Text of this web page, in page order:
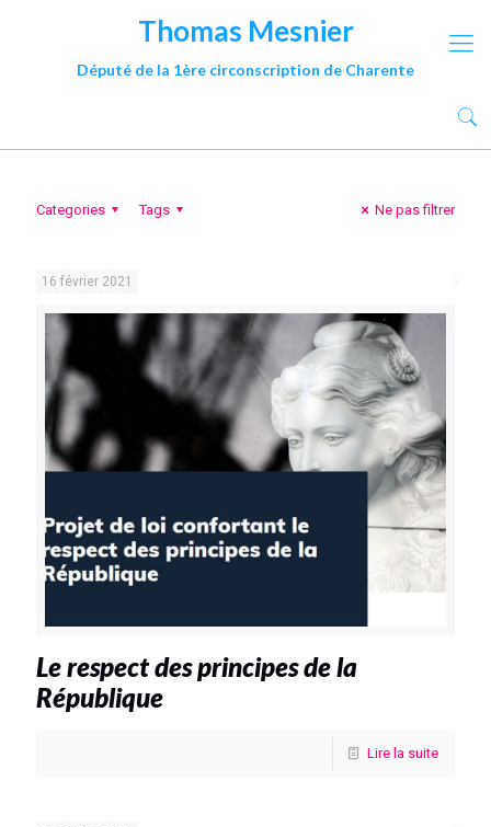
Thomas Mesnier
Député de la 1ère circonscription de Charente
Categories Tags Ne pas filtrer
16 février 2021
Le respect des principes de la
République
Lire la suite